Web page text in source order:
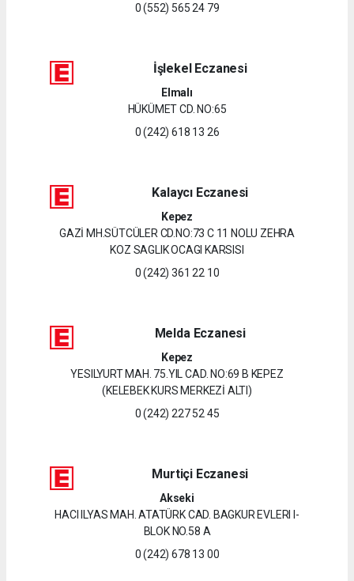
0 (552) 565 24 79
İşlekel Eczanesi
Elmalı
HÜKÜMET CD. NO:65
0 (242) 618 13 26
Kalaycı Eczanesi
Kepez
GAZİ MH.SÜTCÜLER CD.NO:73 C 11 NOLU ZEHRA
KOZ SAGLIK OCAGI KARSISI
0 (242) 361 22 10
Melda Eczanesi
Kepez
YESILYURT MAH. 75.YIL CAD. NO:69 B KEPEZ
(KELEBEK KURS MERKEZİ ALTI)
0 (242) 227 52 45
Murtiçi Eczanesi
Akseki
HACI ILYAS MAH. ATATÜRK CAD. BAGKUR EVLERI I-
BLOK NO.58 A
0 (242) 678 13 00